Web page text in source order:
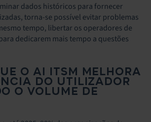
dados históricos para fornecer
torna-se possível evitar problemas
tempo, libertar os operadores de
dedicarem mais tempo a questões
O AI ITSM MELHORA
DO UTILIZADOR
O VOLUME DE